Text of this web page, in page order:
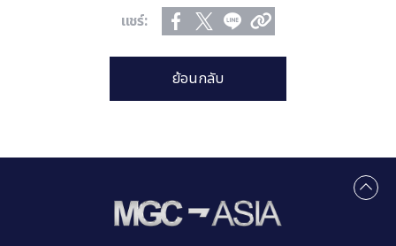
ย้อนกลับ
แชร์: